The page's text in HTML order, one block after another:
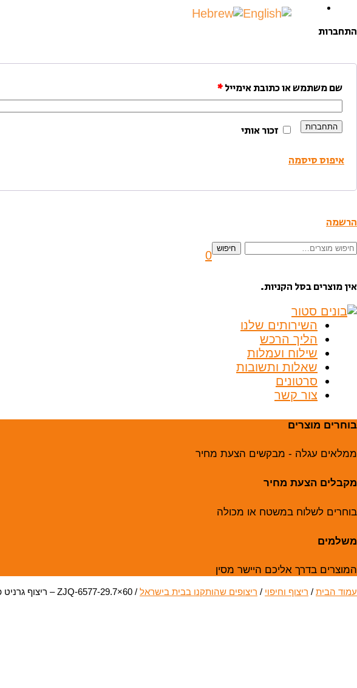
התחברות
שם משתמש או כתובת אימייל*
זכור אותי התחברות
איפוס סיסמה
הרשמה
חיפוש
חיפוש
0
אין מוצרים בסל הקניות.
השירותים שלנו
הליך הרכש
שילוח ועמלות
שאלות ותשובות
סרטונים
צור קשר
בוחרים מוצרים
ממלאים עגלה - מבקשים הצעת מחיר
מקבלים הצעת מחיר
בוחרים לשלוח במשטח או מכולה
משלמים
המוצרים בדרך אליכם היישר מסין
עמוד הבית / ריצוף וחיפוי / ריצופים שהותקנו בבית בישראל / ZJQ-6577-29.7×60 – ריצוף גרניט פורצלן- מט